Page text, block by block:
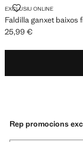
EXCLUSIU ONLINE
Faldilla ganxet baixos
FALDILLA
Preu actual [25,99 € ]
25,99 €
Rep promocions